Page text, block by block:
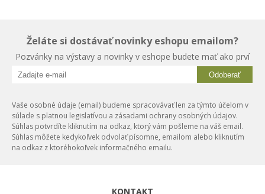
Želáte si dostávať novinky eshopu emailom?
Pozvánky na výstavy a novinky v eshope budete mať ako prví
Odoberať
Vaše osobné údaje (email) budeme spracovávať len za týmto účelom v
súlade s platnou legislatívou a zásadami ochrany osobných údajov.
Súhlas potvrdíte kliknutím na odkaz, ktorý vám pošleme na váš email.
Súhlas môžete kedykoľvek odvolať písomne, emailom alebo kliknutím
na odkaz z ktoréhokoľvek informačného emailu.
KONTAKT